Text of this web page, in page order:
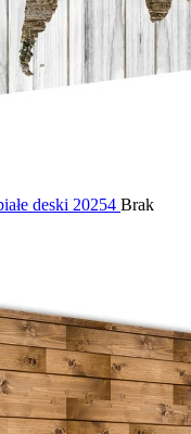
deski 20254 Brak